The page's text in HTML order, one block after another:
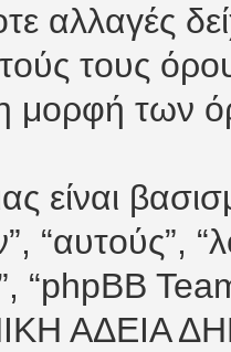
αλλαγές
τους
μορφή των
είναι
“αυτούς”,
“phpBB
ΑΔΕΙΑ